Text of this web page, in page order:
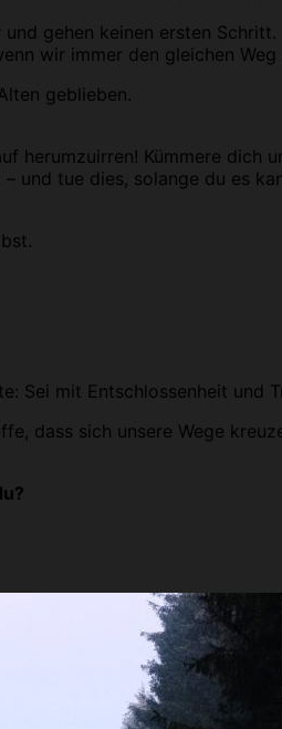
gehen keinen ersten Schritt.
wir immer den gleichen Weg
geblieben.
herumzuirren! Kümmere dich
und tue dies, solange du es
Sei mit Entschlossenheit und
dass sich unsere Wege